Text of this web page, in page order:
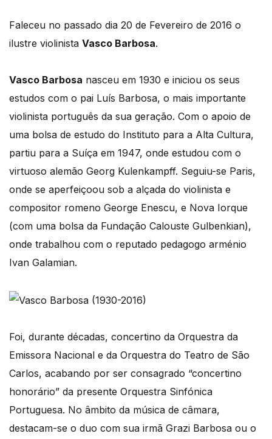
Faleceu no passado dia 20 de Fevereiro de 2016 o
ilustre violinista Vasco Barbosa.
Vasco Barbosa nasceu em 1930 e iniciou os seus
estudos com o pai Luís Barbosa, o mais importante
violinista português da sua geração. Com o apoio de
uma bolsa de estudo do Instituto para a Alta Cultura,
partiu para a Suíça em 1947, onde estudou com o
virtuoso alemão Georg Kulenkampff. Seguiu-se Paris,
onde se aperfeiçoou sob a alçada do violinista e
compositor romeno George Enescu, e Nova Iorque
(com uma bolsa da Fundação Calouste Gulbenkian),
onde trabalhou com o reputado pedagogo arménio
Ivan Galamian.
Foi, durante décadas, concertino da Orquestra da
Emissora Nacional e da Orquestra do Teatro de São
Carlos, acabando por ser consagrado “concertino
honorário” da presente Orquestra Sinfónica
Portuguesa. No âmbito da música de câmara,
destacam-se o duo com sua irmã Grazi Barbosa ou o